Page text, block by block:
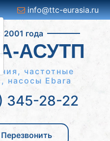
info@ttc-eurasia.ru
2001 года
АСУТП
частотные
насосы Ebara
345-28-22
Перезвонить